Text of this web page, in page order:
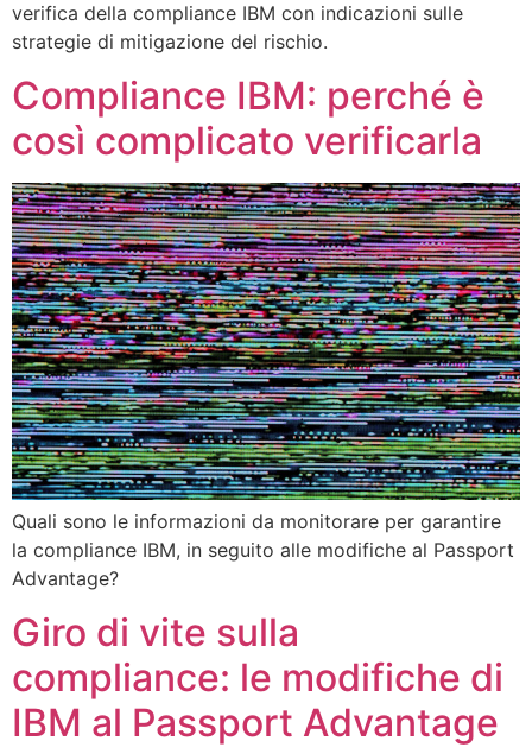
verifica della compliance IBM con indicazioni sulle
strategie di mitigazione del rischio.
Compliance IBM: perché è
così complicato verificarla
Quali sono le informazioni da monitorare per garantire
la compliance IBM, in seguito alle modifiche al Passport
Advantage?
Giro di vite sulla
compliance: le modifiche di
IBM al Passport Advantage